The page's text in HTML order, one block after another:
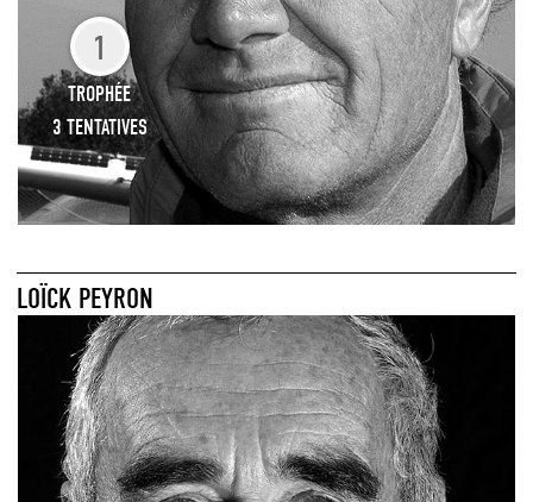
1
TROPHÉE
3 TENTATIVES
LOÏCK PEYRON